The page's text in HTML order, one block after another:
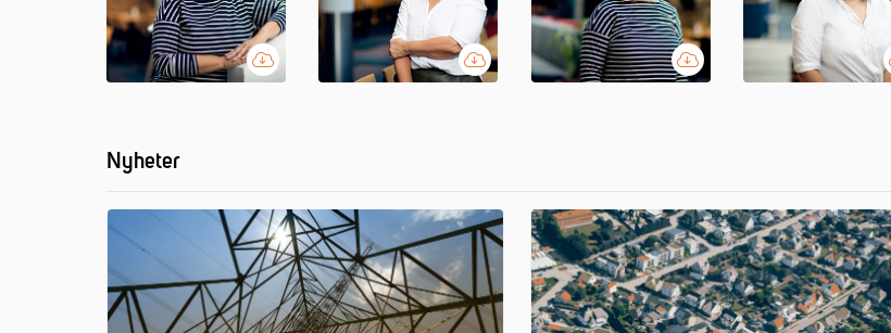
Nyheter